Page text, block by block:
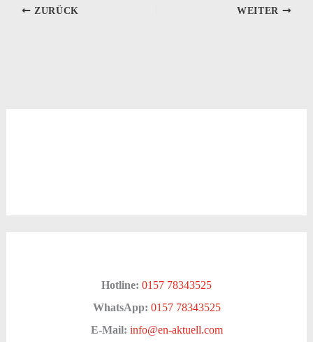
ZURÜCK WEITER
Hotline: 0157 78343525
WhatsApp: 0157 78343525
E-Mail: info@en-aktuell.com